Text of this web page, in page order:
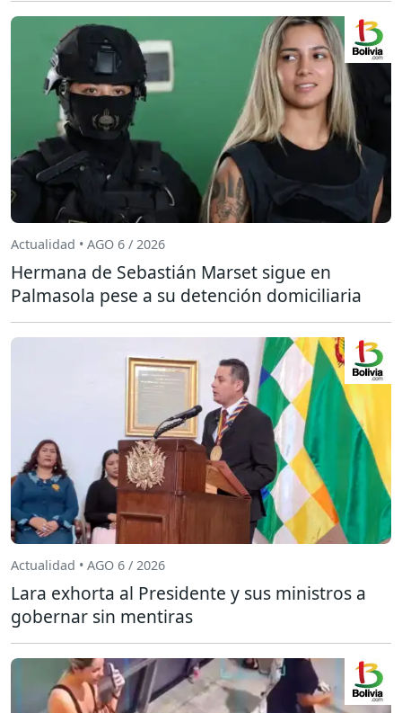
Actualidad • AGO 6 / 2026
Hermana de Sebastián Marset sigue en
Palmasola pese a su detención domiciliaria
Actualidad • AGO 6 / 2026
Lara exhorta al Presidente y sus ministros a
gobernar sin mentiras